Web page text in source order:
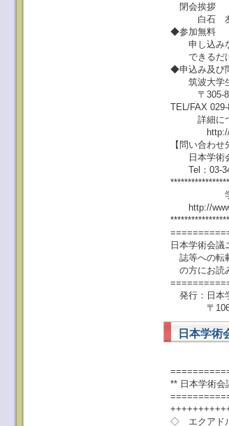
閉会挨拶
白石 友紀
◆参加無料
申し込みな
できるだけ
◆申込み及び
筑波大学
〒305-
TEL/FAX
詳細につい
http://
【問い合わせ
日本学術
Tel：03-
学術情報
http://
日本学術会
誌等への転
の方にお読
発行：日本
〒106-
日本学術
** 日本学術会
◇ エクアドル